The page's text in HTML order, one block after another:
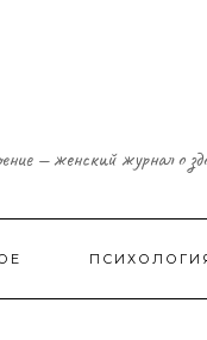
— женский журнал о